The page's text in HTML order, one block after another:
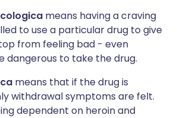
means having a craving
to use a particular drug to give
from feeling bad - even
dangerous to take the drug.
means that if the drug is
withdrawal symptoms are felt.
dependent on heroin and